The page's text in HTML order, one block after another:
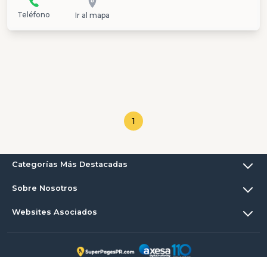
Teléfono Ir al mapa
1
Categorías Más Destacadas
Sobre Nosotros
Websites Asociados